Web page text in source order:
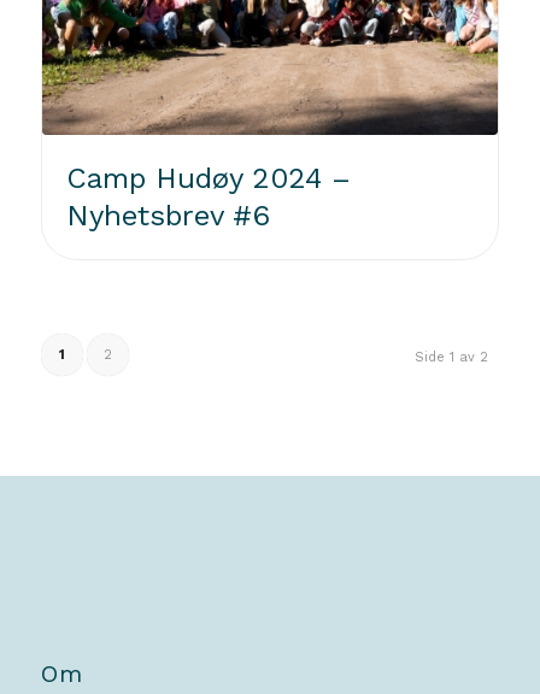
Camp Hudøy 2024 –
Nyhetsbrev #6
Side 1 av 2
1 2
Om